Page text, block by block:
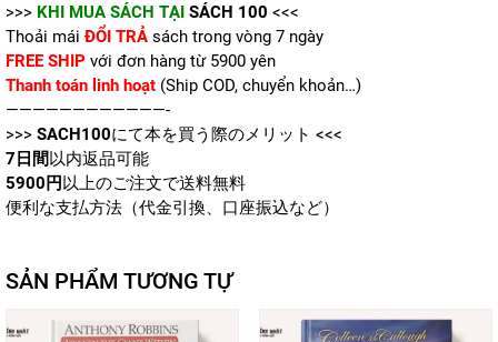
>>> KHI MUA SÁCH TẠI SÁCH 100 <<<
Thoải máiĐỔI TRẢ sách trong vòng 7 ngày
FREE SHIP với đơn hàng từ 5900 yên
Thanh toán linh hoạt (Ship COD, chuyển khoản…)
————————————-
>>> SACH100にて本を買う際のメリット <<<
7日間以内返品可能
5900円以上のご注文で送料無料
便利な支払方法（代金引換、口座振込など）
SẢN PHẨM TƯƠNG TỰ